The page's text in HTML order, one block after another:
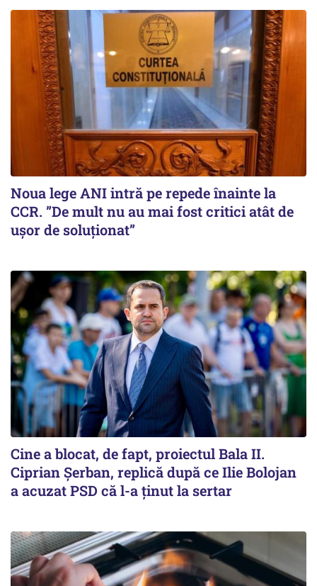
Noua lege ANI intră pe repede înainte la
CCR. ”De mult nu au mai fost critici atât de
ușor de soluționat”
Cine a blocat, de fapt, proiectul Bala II.
Ciprian Șerban, replică după ce Ilie Bolojan
a acuzat PSD că l-a ținut la sertar